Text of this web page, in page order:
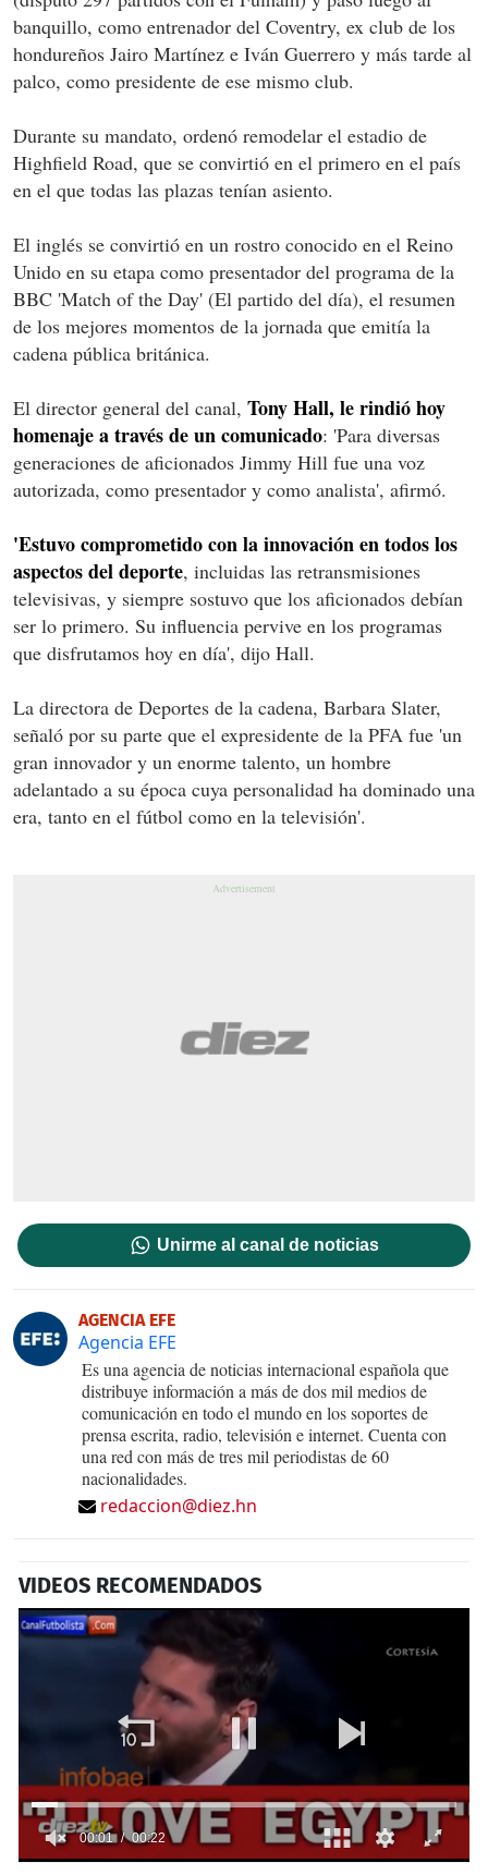
banquillo, como entrenador del Coventry, ex club de los
hondureños Jairo Martínez e Iván Guerrero y más tarde al
palco, como presidente de ese mismo club.
Durante su mandato, ordenó remodelar el estadio de
Highfield Road, que se convirtió en el primero en el país
en el que todas las plazas tenían asiento.
El inglés se convirtió en un rostro conocido en el Reino
Unido en su etapa como presentador del programa de la
BBC 'Match of the Day' (El partido del día), el resumen
de los mejores momentos de la jornada que emitía la
cadena pública británica.
El director general del canal, Tony Hall, le rindió hoy
homenaje a través de un comunicado: 'Para diversas
generaciones de aficionados Jimmy Hill fue una voz
autorizada, como presentador y como analista', afirmó.
'Estuvo comprometido con la innovación en todos los
aspectos del deporte, incluidas las retransmisiones
televisivas, y siempre sostuvo que los aficionados debían
ser lo primero. Su influencia pervive en los programas
que disfrutamos hoy en día', dijo Hall.
La directora de Deportes de la cadena, Barbara Slater,
señaló por su parte que el expresidente de la PFA fue 'un
gran innovador y un enorme talento, un hombre
adelantado a su época cuya personalidad ha dominado una
era, tanto en el fútbol como en la televisión'.
Unirme al canal de noticias
AGENCIA EFE
Agencia EFE
Es una agencia de noticias internacional española que
distribuye información a más de dos mil medios de
comunicación en todo el mundo en los soportes de
prensa escrita, radio, televisión e internet. Cuenta con
una red con más de tres mil periodistas de 60
nacionalidades.
redaccion@diez.hn
VIDEOS RECOMENDADOS